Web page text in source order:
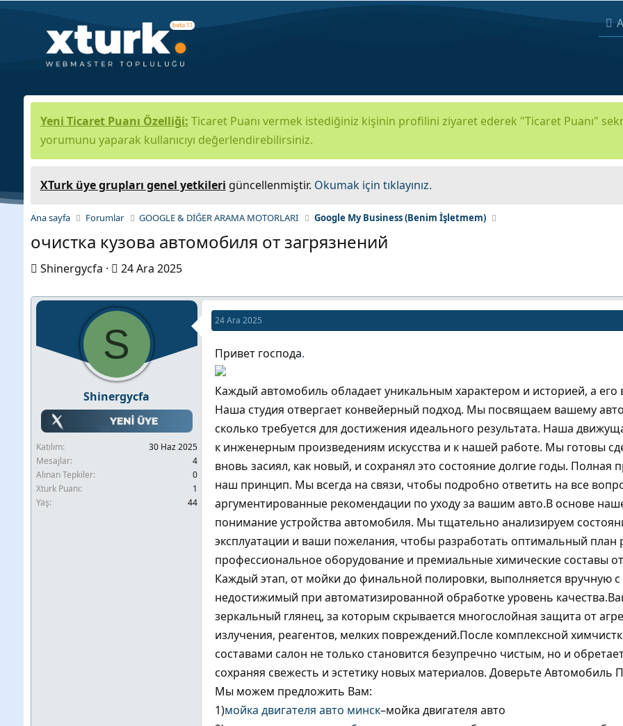
Yeni Ticaret Puanı Özelliği: Ticaret Puanı vermek istediğiniz kişinin profilini ziyaret ederek "Ticaret Puanı"
yorumunu yaparak kullanıcıyı değerlendirebilirsiniz.
XTurk üye grupları genel yetkileri güncellenmiştir. Okumak için tıklayınız.
Ana sayfa Forumlar GOOGLE & DİĞER ARAMA MOTORLARI Google My Business (Benim İşletmem)
очистка кузова автомобиля от загрязнений
K
n
u
a
ş
l
a
t
Shinergycfa
B
ş
a
n
g
ı
ç
t
24 Ara 2025
S
Shinergycfa
Katılım
30 Haz 2025
Mesajlar
4
Alınan Tepkiler
0
Xturk Puanı
1
Yaş
44
24 Ara 2025
Привет господа.
Каждый автомобиль обладает уникальным характером и историей, а его
Наша студия отвергает конвейерный подход. Мы посвящаем вашему
сколько требуется для достижения идеального результата. Наша
к инженерным произведениям искусства и к нашей работе. Мы готовы
вновь засиял, как новый, и сохранял это состояние долгие годы.
наш принцип. Мы всегда на связи, чтобы подробно ответить на все
аргументированные рекомендации по уходу за вашим авто.В основе
понимание устройства автомобиля. Мы тщательно анализируем
эксплуатации и ваши пожелания, чтобы разработать оптимальный
профессиональное оборудование и премиальные химические составы
Каждый этап, от мойки до финальной полировки, выполняется вручную
недостижимый при автоматизированной обработке уровень
зеркальный глянец, за которым скрывается многослойная защита от
излучения, реагентов, мелких повреждений.После комплексной
составами салон не только становится безупречно чистым, но и
сохраняя свежесть и эстетику новых материалов. Доверьте
Мы можем предложить Вам:
1)мойка двигателя авто минск–мойка двигателя авто